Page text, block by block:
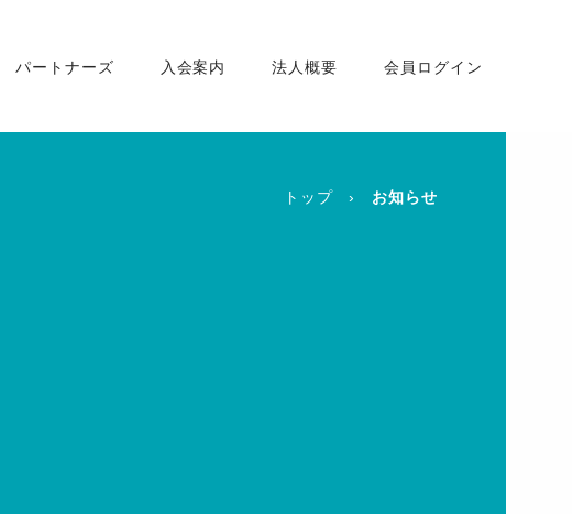
パートナーズ 入会案内 法人概要 会員ログイン
トップ お知らせ